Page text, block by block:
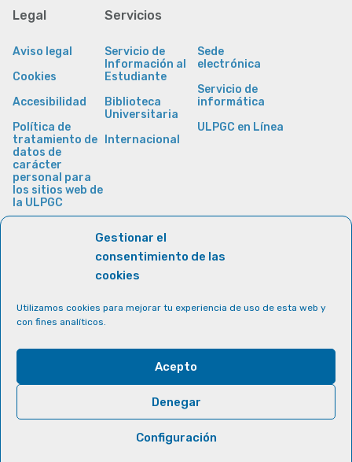
Gestionar el
consentimiento de las
cookies
Utilizamos cookies para mejorar tu experiencia de uso de esta web y
con fines analíticos.
Acepto
Denegar
Configuración
Legal
Aviso legal
Cookies
Accesibilidad
Política de
tratamiento de
datos de
carácter
personal para
los sitios web de
la ULPGC
Servicios
Servicio de
Información al
Estudiante
Biblioteca
Universitaria
Internacional
Sede
electrónica
Servicio de
informática
ULPGC en Línea